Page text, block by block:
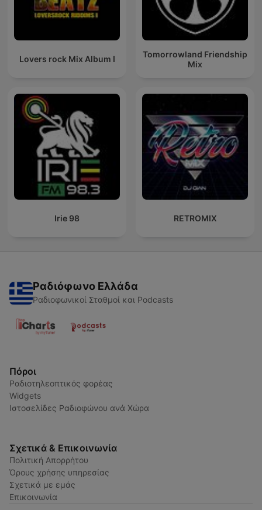
Lovers rock Mix Album I
Tomorrowland Friendship
Mix
Irie 98 RETROMIX
Ραδιόφωνο Ελλάδα
Ραδιοφωνικοί Σταθμοί και Podcasts
Πόροι
Ραδιοτηλεοπτικός φορέας
Widgets
Ιστοσελίδες Ραδιοφώνου ανά Χώρα
Σχετικά & Επικοινωνία
Πολιτική Απορρήτου
Όρους χρήσης υπηρεσίας
Σχετικά με εμάς
Επικοινωνία